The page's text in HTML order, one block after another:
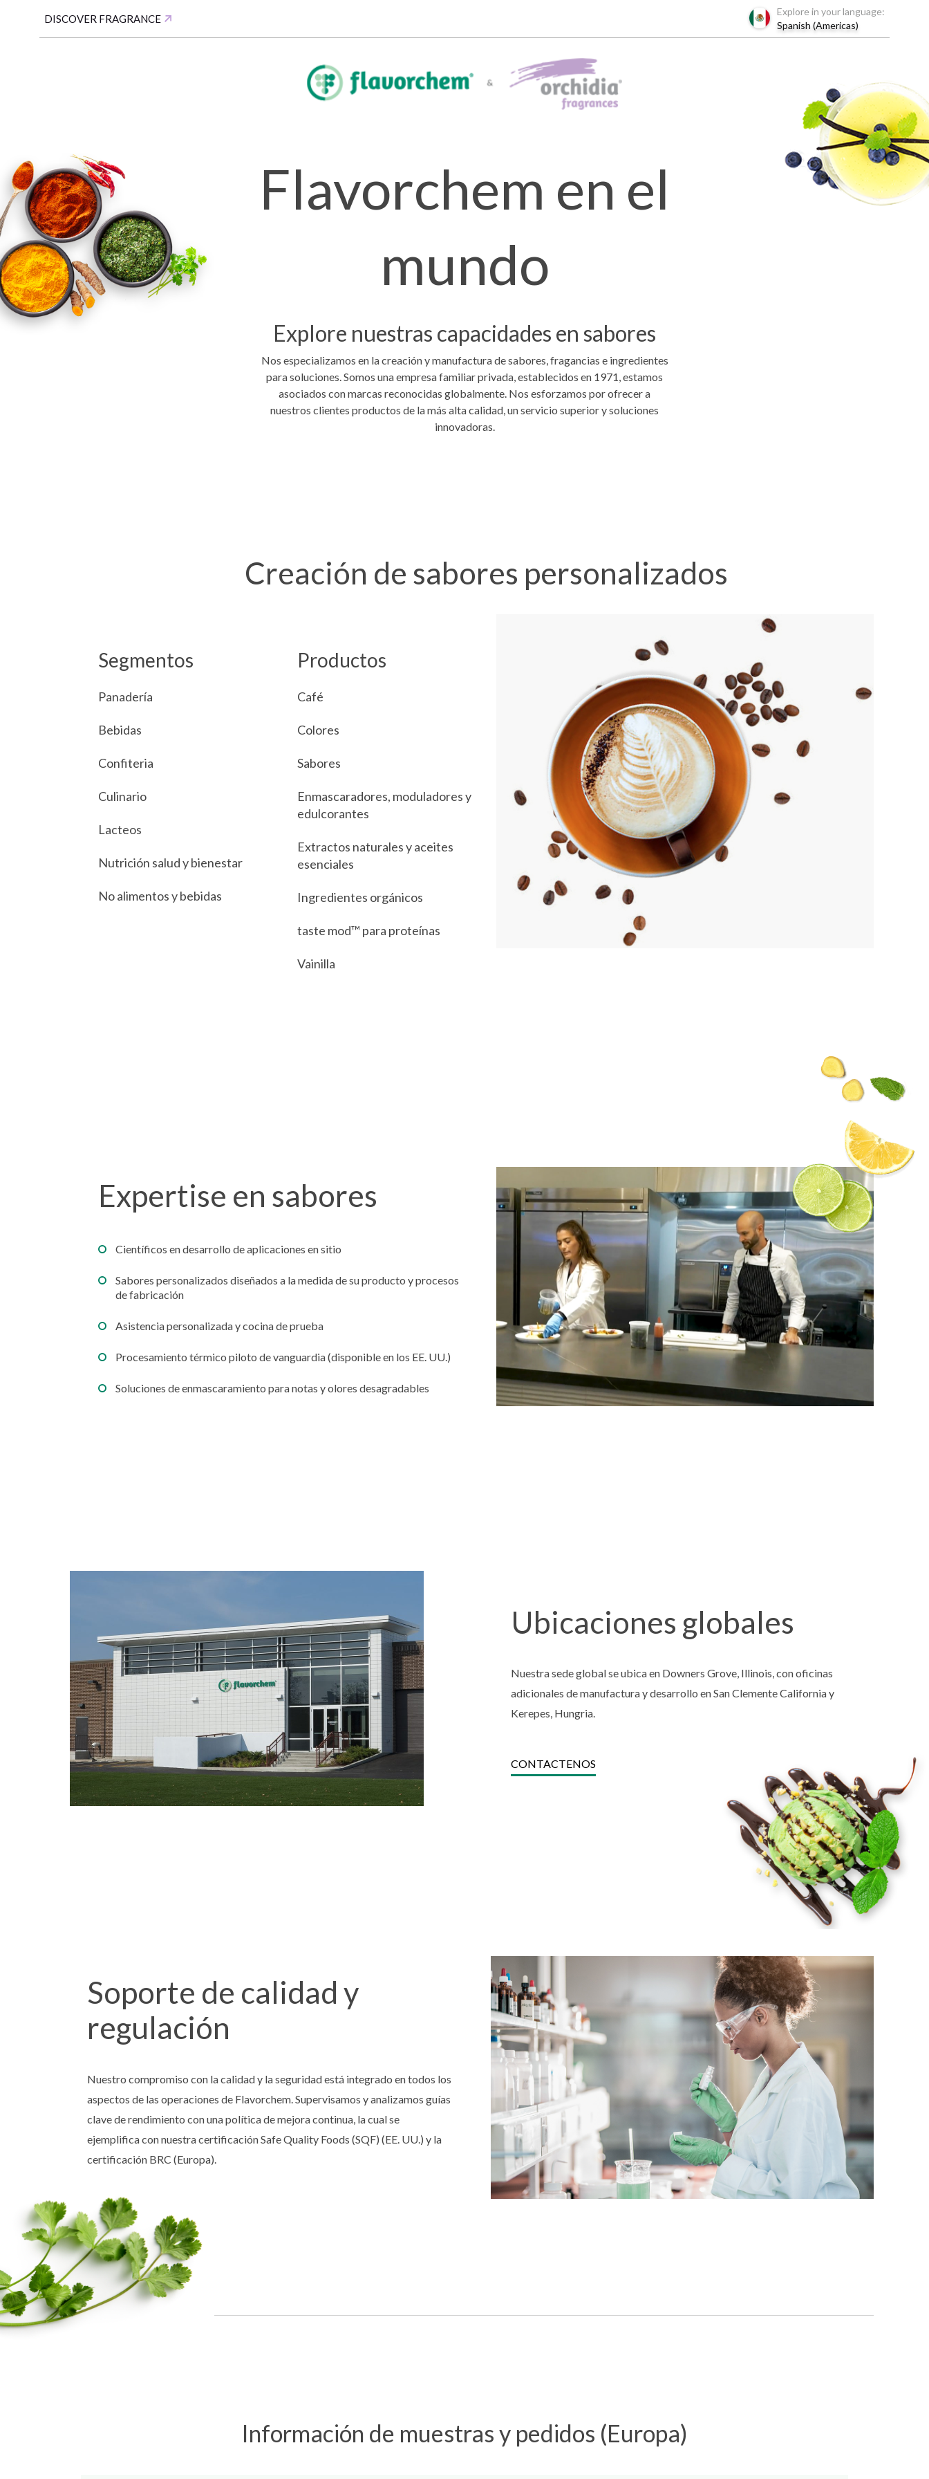
DISCOVER FRAGRANCE
Explore in your language:
Spanish (Americas)
Flavorchem en el
mundo
Explore nuestras capacidades en sabores
Nos especializamos en la creación y manufactura de sabores, fragancias e ingredientes
para soluciones. Somos una empresa familiar privada, establecidos en 1971, estamos
asociados con marcas reconocidas globalmente. Nos esforzamos por ofrecer a
nuestros clientes productos de la más alta calidad, un servicio superior y soluciones
innovadoras.
Creación de sabores personalizados
Segmentos
Panadería
Bebidas
Confiteria
Culinario
Lacteos
Nutrición salud y bienestar
No alimentos y bebidas
Productos
Café
Colores
Sabores
Enmascaradores, moduladores y
edulcorantes
Extractos naturales y aceites
esenciales
Ingredientes orgánicos
taste mod™ para proteínas
Vainilla
Expertise en sabores
Científicos en desarrollo de aplicaciones en sitio
Sabores personalizados diseñados a la medida de su producto y procesos
de fabricación
Asistencia personalizada y cocina de prueba
Procesamiento térmico piloto de vanguardia (disponible en los EE. UU.)
Soluciones de enmascaramiento para notas y olores desagradables
Ubicaciones globales
Nuestra sede global se ubica en Downers Grove, Illinois, con oficinas
adicionales de manufactura y desarrollo en San Clemente California y
Kerepes, Hungria.
CONTACTENOS
Soporte de calidad y
regulación
Nuestro compromiso con la calidad y la seguridad está integrado en todos los
aspectos de las operaciones de Flavorchem. Supervisamos y analizamos guías
clave de rendimiento con una política de mejora continua, la cual se
ejemplifica con nuestra certificación Safe Quality Foods (SQF) (EE. UU.) y la
certificación BRC (Europa).
Información de muestras y pedidos (Europa)